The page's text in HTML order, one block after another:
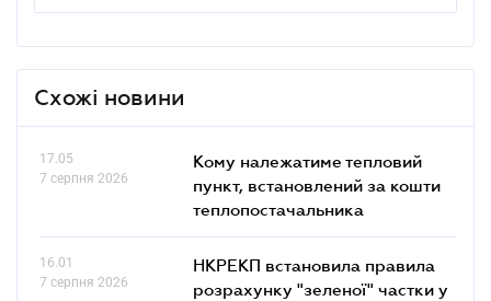
Схожі новини
17.05
7 серпня 2026
Кому належатиме тепловий
пункт, встановлений за кошти
теплопостачальника
16.01
7 серпня 2026
НКРЕКП встановила правила
розрахунку "зеленої" частки у